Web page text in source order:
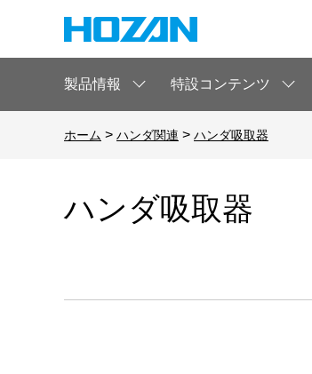
製品情報 特設コンテンツ
ホーム > ハンダ関連 > ハンダ吸取器
ハンダ吸取器